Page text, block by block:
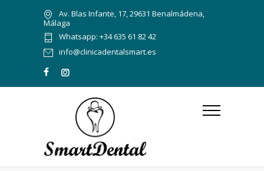
Av. Blas Infante, 17, 29631 Benalmádena,
Málaga
Whatsapp: +34 635 61 82 42
info@clinicadentalsmart.es